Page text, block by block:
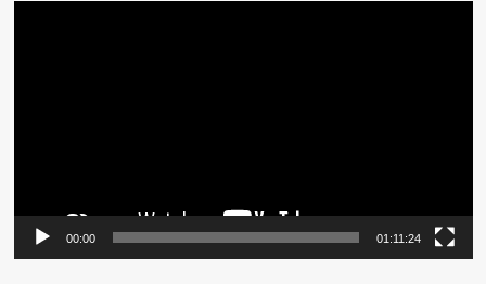
00:00 01:11:24